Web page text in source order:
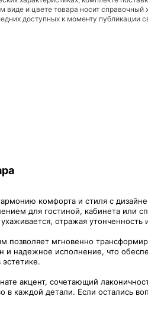
виде и цвете товара носит справочный
доступных к моменту публикации
комфорта и стиля с
для гостиной, кабинета или
отражая утонченность
позволяет мгновенно
и надежное исполнение, что
акцент, сочетающий
в каждой детали. Если остались